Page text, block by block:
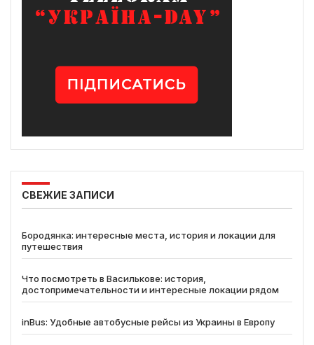
СВЕЖИЕ ЗАПИСИ
Бородянка: интересные места, история и локации для
путешествия
Что посмотреть в Василькове: история,
достопримечательности и интересные локации рядом
inBus: Удобные автобусные рейсы из Украины в Европу